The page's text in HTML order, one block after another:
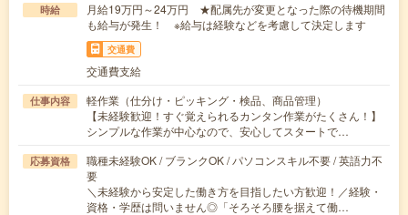
時給
月給19万円～24万円 ★配属先が変更となった際の待機期間
も給与が発生！ ※給与は経験などを考慮して決定します
交通費
交通費支給
仕事内容
軽作業（仕分け・ピッキング・検品、商品管理）
【未経験歓迎！すぐ覚えられるカンタン作業がたくさん！】
シンプルな作業が中心なので、安心してスタートで…
応募資格
職種未経験OK / ブランクOK / パソコンスキル不要 / 英語力不
要
＼未経験から安定した働き方を目指したい方歓迎！／経験・
資格・学歴は問いません◎「そろそろ腰を据えて働…